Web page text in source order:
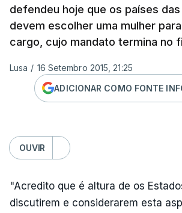
defendeu hoje que os países
devem escolher uma mulher
cargo, cujo mandato termina no
Lusa / 16 Setembro 2015, 21:25
ADICIONAR COMO FONTE
OUVIR
"Acredito que é altura de os
discutirem e considerarem esta